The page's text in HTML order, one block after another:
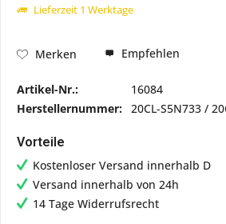
Lieferzeit 1 Werktage
Merken Empfehlen
Artikel-Nr.:
16084
Herstellernummer: 20CL-S5N733 /
Vorteile
Kostenloser Versand innerhalb D
Versand innerhalb von 24h
14 Tage Widerrufsrecht